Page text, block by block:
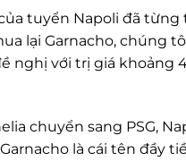
tuyển Napoli đã
lại Garnacho, chúng
nghị với trị giá
chuyển sang PSG,
là cái tên đầy